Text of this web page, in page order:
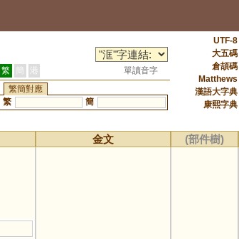
繁 簡 港
單讀音字
繁簡對應
繁
簡
UTF-8
大五碼
倉頡碼
Matthews
漢語大字典
康熙字典
金文 (部件樹)